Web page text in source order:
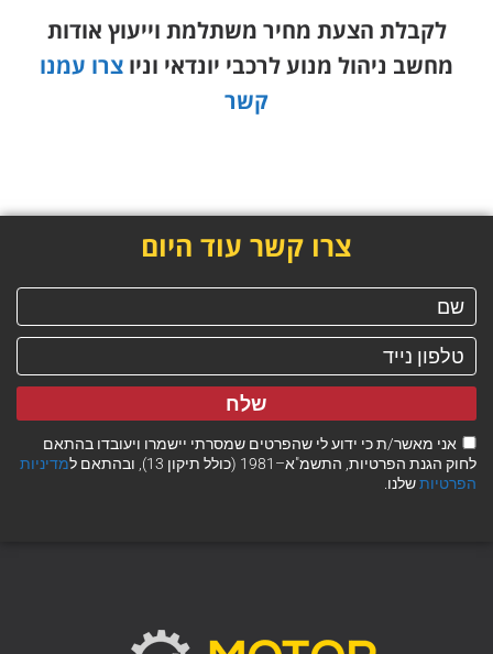
לקבלת הצעת מחיר משתלמת וייעוץ אודות
מחשב ניהול מנוע לרכבי יונדאי וניו צרו עמנו
קשר
צרו קשר עוד היום
אני מאשר/ת כי ידוע לי שהפרטים שמסרתי יישמרו ויעובדו בהתאם
לחוק הגנת הפרטיות, התשמ"א–1981 (כולל תיקון 13), ובהתאם ל
מדיניות
הפרטיותשלנו.
שלח